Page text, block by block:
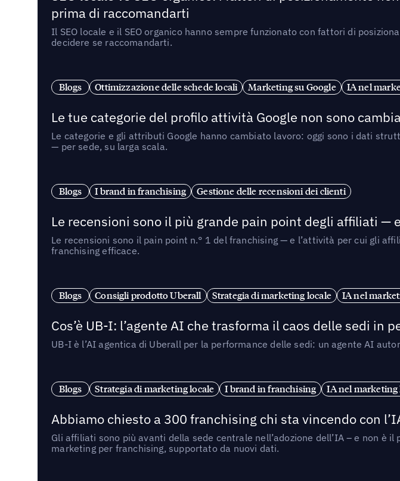
prima di raccomandarti
Il SEO locale e il SEO organico hanno sempre funzionato con fattori di
decidere se raccomandarti.
Blogs Ottimizzazione delle schede locali Marketing su Google IA nel
Le tue categorie del profilo attività Google non sono
Le categorie e gli attributi Google hanno cambiato lavoro: oggi sono i dati
— per sede, su larga scala.
Blogs I brand in franchising Gestione delle recensioni dei clienti
Le recensioni sono il più grande pain point degli affiliati —
Le recensioni sono il pain point n.° 1 del franchising — e l’attività per cui gli
franchising efficace.
Blogs Consigli prodotto Uberall Strategia di marketing locale IA nel
Cos’è UB-I: l’agente AI che trasforma il caos delle sedi in
UB-I è l’AI agentica di Uberall per la performance delle sedi: un agente AI
Blogs Strategia di marketing locale I brand in franchising IA nel marketing
Abbiamo chiesto a 300 franchising chi sta vincendo con
Gli affiliati sono più avanti della sede centrale nell’adozione dell’IA – e non è
marketing per franchising, supportato da nuovi dati.